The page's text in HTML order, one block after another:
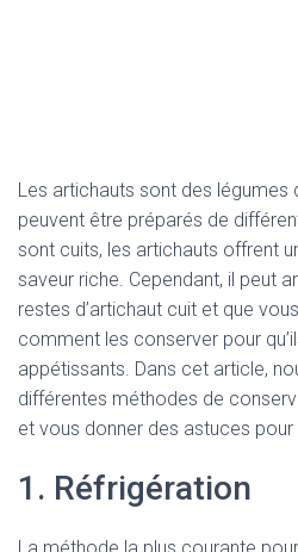
Les artichauts sont des légumes
peuvent être préparés de
sont cuits, les artichauts offrent
saveur riche. Cependant, il peut
restes d’artichaut cuit et que
comment les conserver pour
appétissants. Dans cet article,
différentes méthodes de
et vous donner des astuces
1. Réfrigération